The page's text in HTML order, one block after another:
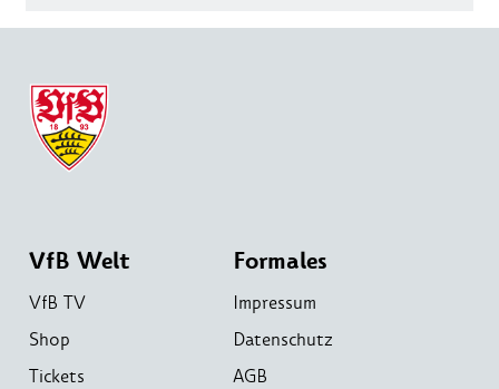
VfB Welt
VfB TV
Shop
Tickets
Formales
Impressum
Datenschutz
AGB